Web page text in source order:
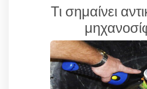
Τι σημαίνει